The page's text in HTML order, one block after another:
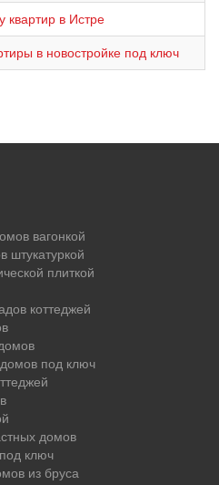
квартир в Истре
в новостройке под ключ
вагонкой
штукатуркой
плиткой
коттеджей
под ключ
домов
ключ
из бруса